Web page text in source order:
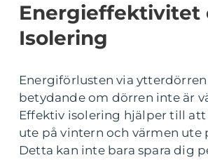
Energieffektivitet
Isolering
Energiförlusten via ytterdörren
betydande om dörren inte är
Effektiv isolering hjälper till att
ute på vintern och värmen ute
Detta kan inte bara spara dig